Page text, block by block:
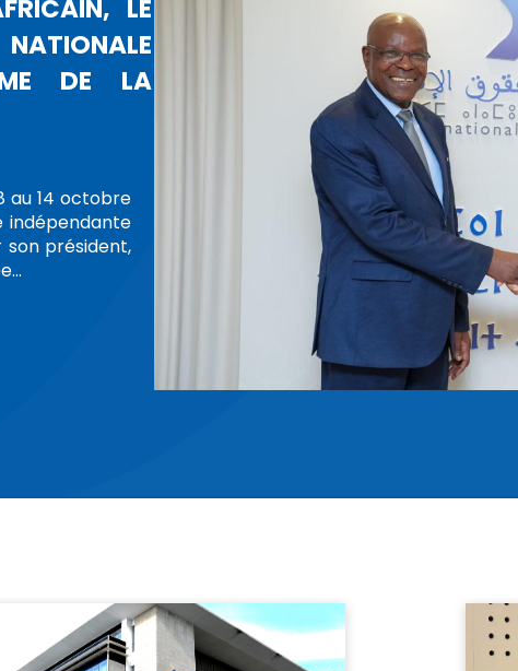
DES DROITS DE L’HOMME
PROTESTATIONS DANS PLUSIEURS
RÉUNION, DE MANIFESTATION ET D'ASSOCIATION
national des droits de l’Homme, Madame Amina
1er octobre 2025, une réunion rassemblant les
des Commissions régionales des droits de l’Homme
des chargés de missions auprès de la Présidence, afin